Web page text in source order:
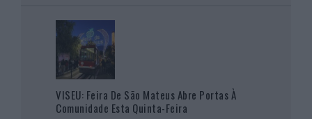
VISEU: Feira De São Mateus Abre Portas À
Comunidade Esta Quinta-Feira